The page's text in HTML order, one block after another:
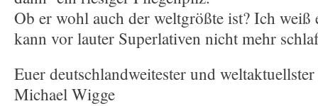
Ob er wohl auch der weltgrößte ist? Ich weiß
kann vor lauter Superlativen nicht mehr
Euer deutschlandweitester und
Michael Wigge